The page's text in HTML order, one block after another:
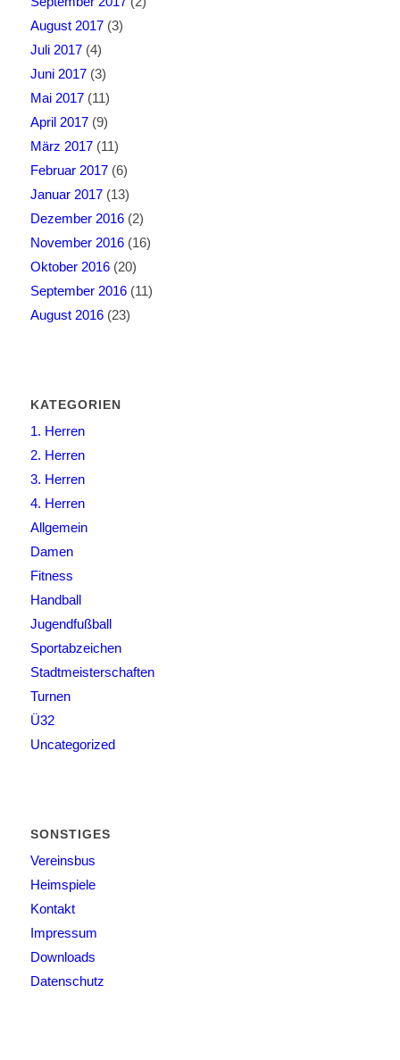
August 2017(3)
Juli 2017(4)
Juni 2017(3)
Mai 2017(11)
April 2017(9)
März 2017(11)
Februar 2017(6)
Januar 2017(13)
Dezember 2016(2)
November 2016(16)
Oktober 2016(20)
September 2016(11)
August 2016(23)
KATEGORIEN
1. Herren
2. Herren
3. Herren
4. Herren
Allgemein
Damen
Fitness
Handball
Jugendfußball
Sportabzeichen
Stadtmeisterschaften
Turnen
Ü32
Uncategorized
SONSTIGES
Vereinsbus
Heimspiele
Kontakt
Impressum
Downloads
Datenschutz